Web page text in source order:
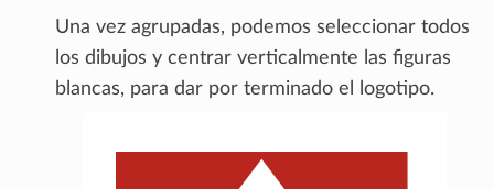
Una vez agrupadas, podemos seleccionar todos
los dibujos y centrar verticalmente las figuras
blancas, para dar por terminado el logotipo.